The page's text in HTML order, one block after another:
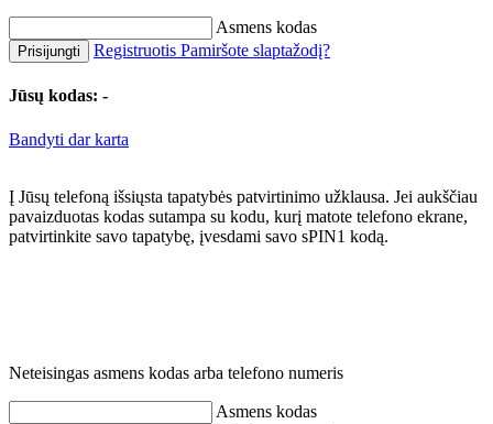
Asmens kodas
Prisijungti Registruotis Pamiršote slaptažodį?
Jūsų kodas: -
Bandyti dar karta
Į Jūsų telefoną išsiųsta tapatybės patvirtinimo užklausa. Jei aukščiau
pavaizduotas kodas sutampa su kodu, kurį matote telefono ekrane,
patvirtinkite savo tapatybę, įvesdami savo sPIN1 kodą.
Neteisingas asmens kodas arba telefono numeris
Asmens kodas